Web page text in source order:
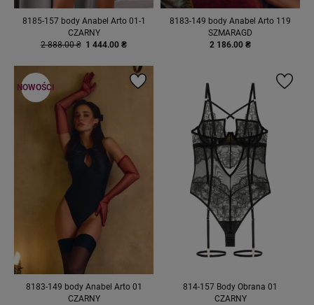
8185-157 body Anabel Arto 01-1
CZARNY
2 888.00 ₴ 1 444.00 ₴
8183-149 body Anabel Arto 119
SZMARAGD
2 186.00 ₴
8183-149 body Anabel Arto 01
CZARNY
NOWOŚCI
814-157 Body Obrana 01
CZARNY